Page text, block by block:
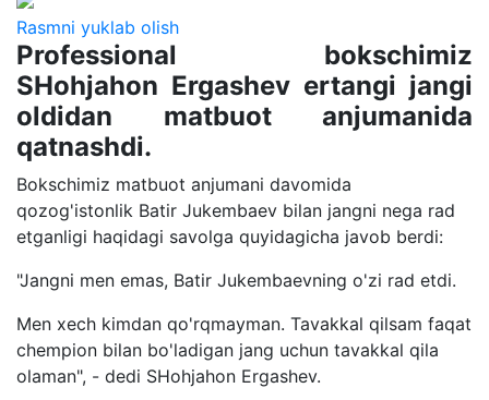
Rasmni yuklab olish
Professional bokschimiz
SHohjahon Ergashev ertangi jangi
oldidan matbuot anjumanida
qatnashdi.
Bokschimiz matbuot anjumani davomida
qozog'istonlik Batir Jukembaev bilan jangni nega rad
etganligi haqidagi savolga quyidagicha javob berdi:
"Jangni men emas, Batir Jukembaevning o'zi rad etdi.
Men xech kimdan qo'rqmayman. Tavakkal qilsam faqat
chempion bilan bo'ladigan jang uchun tavakkal qila
olaman", - dedi SHohjahon Ergashev.